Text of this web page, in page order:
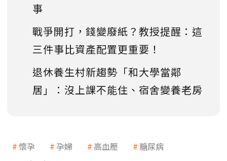
事
戰爭開打，錢變廢紙？教授提醒：這
三件事比資產配置更重要！
退休養生村新趨勢「和大學當鄰
居」：沒上課不能住、宿舍變養老房
懷孕 孕婦 高血壓
糖尿病